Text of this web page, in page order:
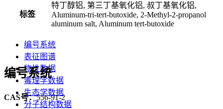
标签
特丁醇铝, 第三丁基氧化铝, 叔丁基氧化铝,
Aluminum-tri-tert-butoxide, 2-Methyl-2-propanol
aluminum salt, Aluminum tert-butoxide
编号系统
表征图谱
物性数据
毒理学数据
生态学数据
分子结构数据
编号系统
CAS号：556-91-2